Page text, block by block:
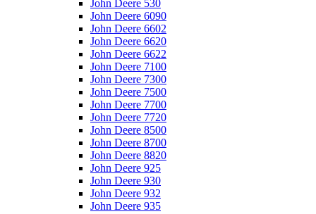
John Deere 530
John Deere 6090
John Deere 6602
John Deere 6620
John Deere 6622
John Deere 7100
John Deere 7300
John Deere 7500
John Deere 7700
John Deere 7720
John Deere 8500
John Deere 8700
John Deere 8820
John Deere 925
John Deere 930
John Deere 932
John Deere 935